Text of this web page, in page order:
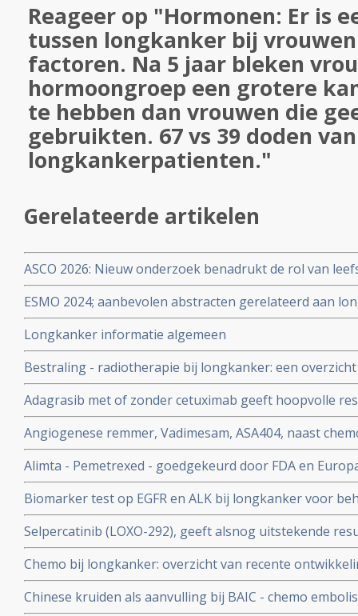
Reageer op "Hormonen: Er is
tussen longkanker bij
factoren. Na 5 jaar bleken
hormoongroep een grotere
te hebben dan vrouwen die
gebruikten. 67 vs 39 doden
longkankerpatienten."
Gerelateerde artikelen
ASCO 2026: Nieuw onderzoek benadrukt de rol van
behandelstrategieën in de kankerzorg.
ESMO 2024; aanbevolen abstracten gerelateerd aan
specialisten en oncologen wereldwijd
Longkanker informatie algemeen
Bestraling - radiotherapie bij longkanker: een
en belangrijke artikelen bij elkaar gezet. Update 15
Adagrasib met of zonder cetuximab geeft hoopvolle
darmkanker met gemuteerde KRAS G12C copy 1
Angiogenese remmer, Vadimesam, ASA404, naast
effect bij longkanker, aldus fase 3 studie resultaten
Alimta - Pemetrexed - goedgekeurd door FDA en
longkanker als onderhoudstherapie. Pointbreak fase
wegens falen van Alimta
Biomarker test op EGFR en ALK bij longkanker voor
kosteneffectief in gewonnen levensjaren en kwaliteit
eerst chemo en dan pas biomarkertest. copy 1
Selpercatinib (LOXO-292), geeft alsnog uitstekende
respons) met langdurende remissies bij zwaar
niet-kleincellige longkanker met ook
Chemo bij longkanker: overzicht van recente
Chinese kruiden als aanvulling bij BAIC - chemo